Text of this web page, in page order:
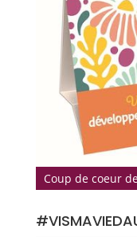
Coup de coeur